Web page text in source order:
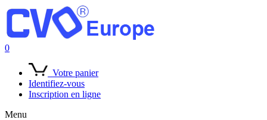
0
Votre panier
Identifiez-vous
Inscription en ligne
Menu